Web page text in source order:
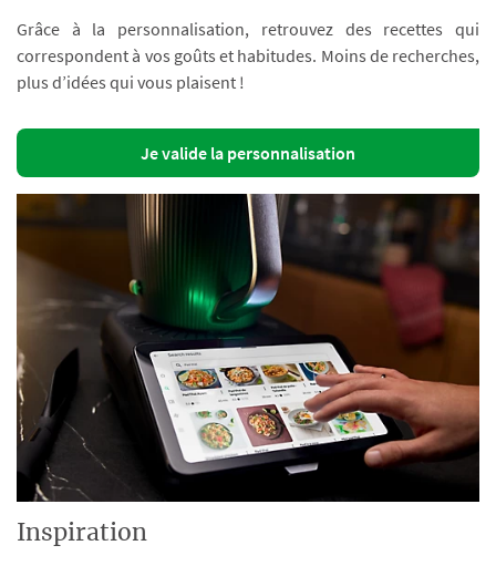
Grâce à la personnalisation, retrouvez des recettes qui
correspondent à vos goûts et habitudes. Moins de recherches,
plus d’idées qui vous plaisent !
Je valide la personnalisation
Inspiration